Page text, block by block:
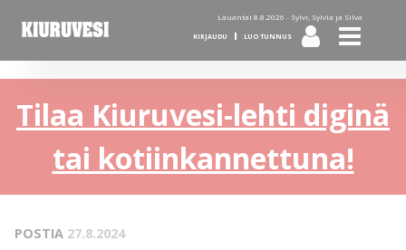
Lauantai 8.8.2026 - Sylvi, Sylvia ja Silva
KIRJAUDU LUO TUNNUS
Tilaa Kiuruvesi-lehti diginä
tai kotiinkannettuna!
POSTIA 27.8.2024